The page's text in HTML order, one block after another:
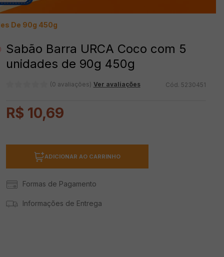
De 90g 450g
Sabão Barra URCA Coco com 5
unidades de 90g 450g
(0 avaliações) Ver avaliações 5230451
R$ 10,69
ADICIONAR AO CARRINHO
Formas de Pagamento
Informações de Entrega